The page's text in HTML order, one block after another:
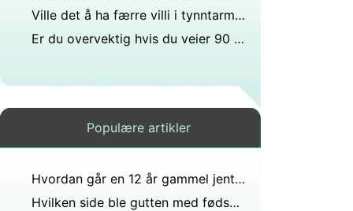
Ville det å ha færre villi i tynntarmen gjøre undervekt eller overvekt?
Er du overvektig hvis du veier 90 kilo i 4. klasse?
Populære artikler
Hvordan går en 12 år gammel jente ned i vekt på 2 uker?
Hvilken side ble gutten med fødselsmerke borte?